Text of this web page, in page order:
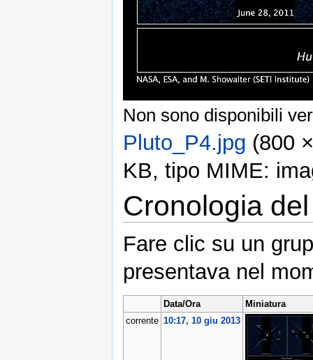
Non sono disponibili
Pluto_P4.jpg (800
KB, tipo MIME:
Cronologia
Fare clic su un
presentava nel
Data/Ora
Miniatura
corrente 10:17, 10 giu 2013